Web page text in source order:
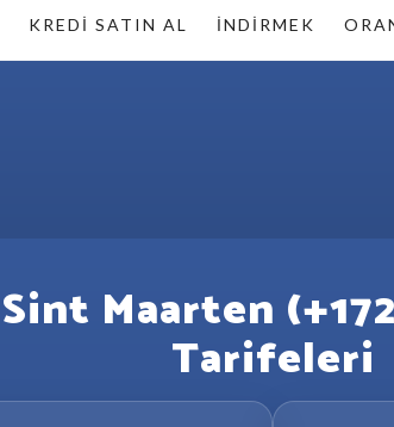
KREDI SATIN AL İNDIRMEK
Maarten
Tarifeleri